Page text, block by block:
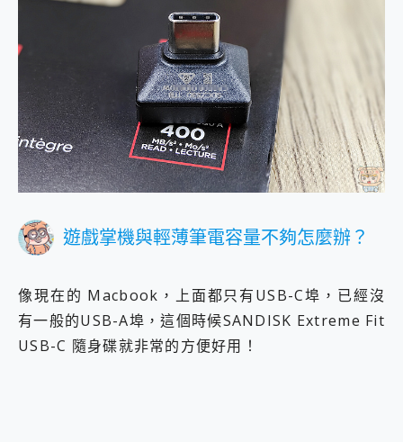
遊戲掌機與輕薄筆電容量不夠怎麼辦？
像現在的 Macbook，上面都只有USB-C埠，已經沒
有一般的USB-A埠，這個時候SANDISK Extreme Fit
USB-C 隨身碟就非常的方便好用！